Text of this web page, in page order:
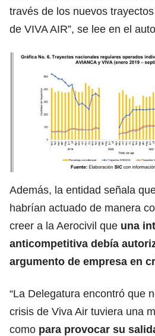
través de los nuevos
de VIVA AIR”, se lee en el
Además, la entidad señala
habrían actuado de manera
creer a la Aerocivil que una
anticompetitiva debía
argumento de empresa en
“La Delegatura encontró que
crisis de Viva Air tuviera una
como para provocar su